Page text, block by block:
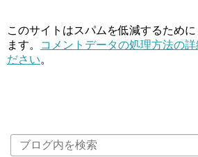
このサイトはスパムを低減するため
ます。
コメントデータの処理方法の
ださい。